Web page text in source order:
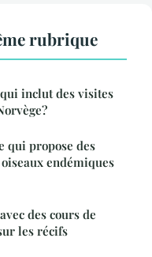
rubrique
inclut des visites
qui propose des
endémiques
des cours de
les récifs